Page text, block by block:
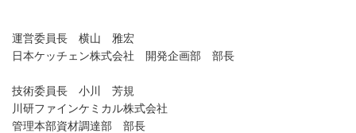
運営委員長 横山 雅宏
日本ケッチェン株式会社 開発企画部 部長
技術委員長 小川 芳規
川研ファインケミカル株式会社
管理本部資材調達部 部長